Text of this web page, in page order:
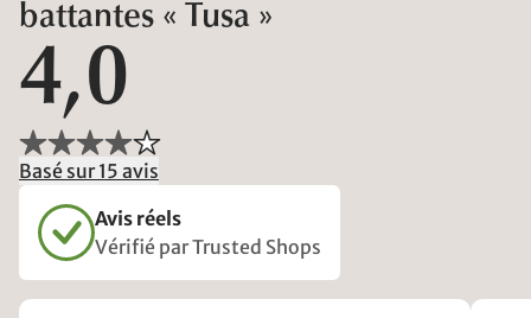
battantes « Tusa »
4,0
Basé sur 15 avis
Avis réels
Vérifié par Trusted Shops